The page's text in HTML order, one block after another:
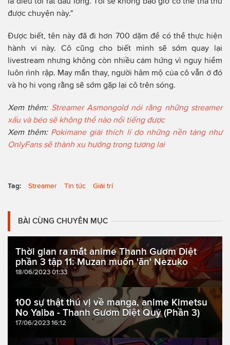
được chuyện này."
Được biết, tên này đã đi hơn 700 dặm để có thể thực hiện
hành vi này. Cô cũng cho biết mình sẽ sớm quay lại
livestream nhưng không còn nhiều cảm hứng vì nguy hiểm
luôn rình rập. May mắn thay, người hâm mộ của cô vẫn ở đó
và họ hi vọng rằng sẽ sớm gặp lại cô trên sóng.
Xem thêm: Streamer Asmongold nói rằng những streamer
xấu và béo sẽ không thể nào nổi tiếng được
Xem thêm: Pokimane giải thích lí do những nền tảng như
OnlyFans sẽ thành xu hướng trong tương lai
Tag: Streamer Tin tức Giải trí
BÀI CÙNG CHUYÊN MỤC
Thời gian ra mắt anime Thanh Gươm Diệt
phần 3 tập 11: Muzan muốn 'ăn' Nezuko
18/06/2023 01:33
100 sự thật thú vị về manga, anime Kimetsu
No Yaiba - Thanh Gươm Diệt Quỷ (Phần 3)
17/06/2023 16:12